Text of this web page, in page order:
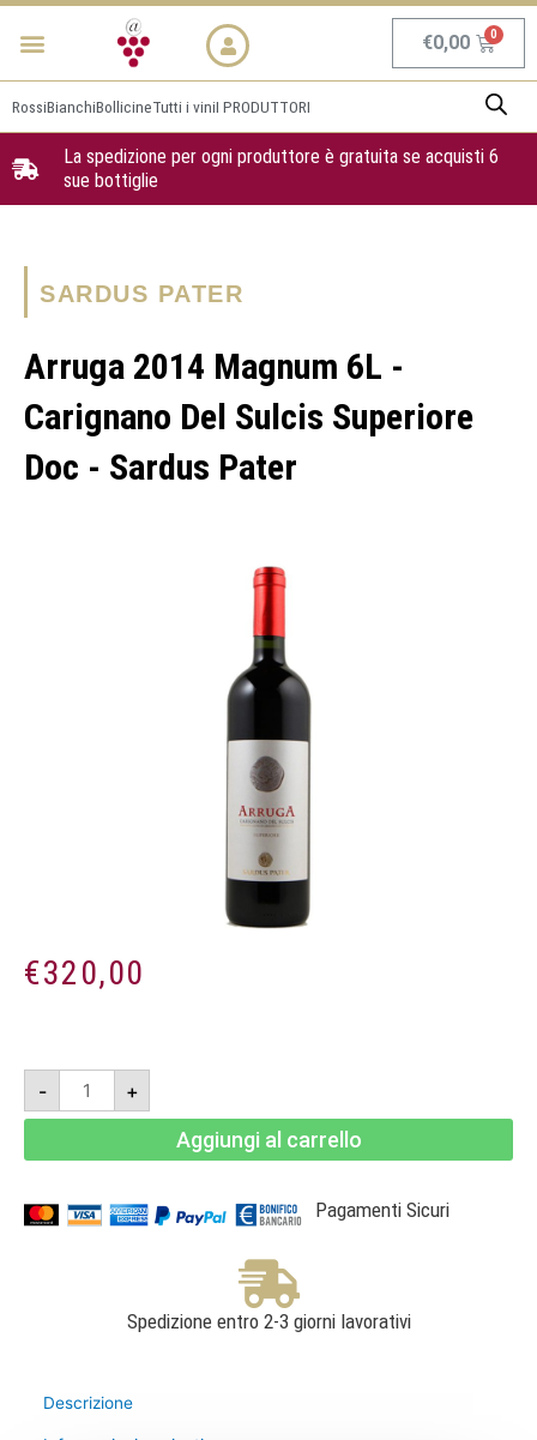
Vai
Menu €0,00
RossiBianchiBollicineTutti i viniI PRODUTTORI
La spedizione per ogni produttore è gratuita se acquisti 6
sue bottiglie
SARDUS PATER
Arruga 2014 Magnum 6L -
Carignano Del Sulcis Superiore
Doc - Sardus Pater
€320,00
-
Arruga
2014
Magnum
6L
Superiore
Doc
+
Aggiungi al carrello
Pagamenti Sicuri
Spedizione entro 2-3 giorni lavorativi
Descrizione